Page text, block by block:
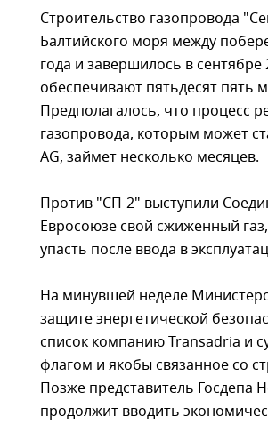
Строительство газопровода
Балтийского моря между
года и завершилось в
обеспечивают пятьдесят пять
Предполагалось, что процесс
газопровода, которым может
AG, займет несколько месяцев.
Против "СП-2" выступили
Евросоюзе свой сжиженный
упасть после ввода в
На минувшей неделе
защите энергетической
список компанию Transadria и
флагом и якобы связанное со
Позже представитель Госдепа
продолжит вводить